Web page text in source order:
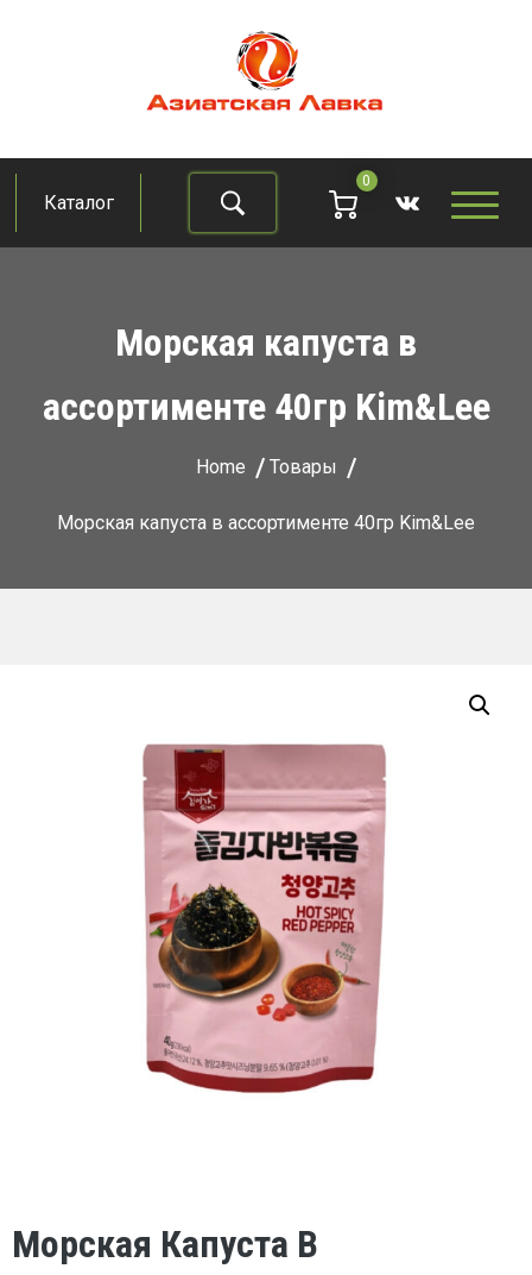
Азиатская лавка
Продукты из восточно-азиатских стран
Каталог
0
Морская капуста в
ассортименте 40гр Kim&Lee
Home Товары
Морская капуста в ассортименте 40гр Kim&Lee
Морская Капуста В